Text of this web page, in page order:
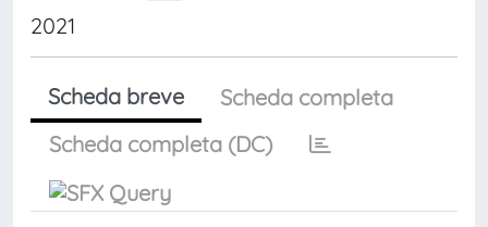
2021
Scheda breve
Scheda completa
Scheda completa (DC)